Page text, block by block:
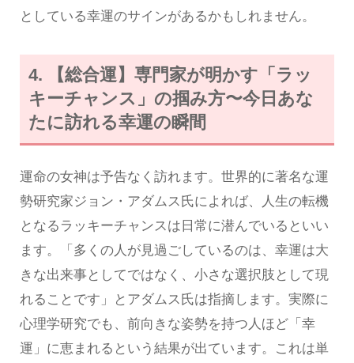
としている幸運のサインがあるかもしれません。
4. 【総合運】専門家が明かす「ラッ
キーチャンス」の掴み方〜今日あな
たに訪れる幸運の瞬間
運命の女神は予告なく訪れます。世界的に著名な運
勢研究家ジョン・アダムス氏によれば、人生の転機
となるラッキーチャンスは日常に潜んでいるといい
ます。「多くの人が見過ごしているのは、幸運は大
きな出来事としてではなく、小さな選択肢として現
れることです」とアダムス氏は指摘します。実際に
心理学研究でも、前向きな姿勢を持つ人ほど「幸
運」に恵まれるという結果が出ています。これは単